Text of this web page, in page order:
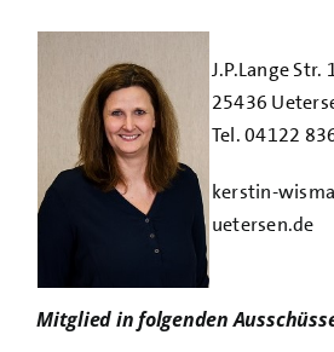
J.P.Lange Str.
25436
Tel. 04122
kerstin-
uetersen.de
Mitglied in folgenden